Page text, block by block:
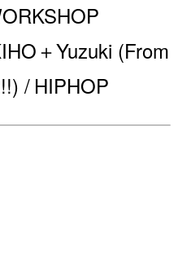
＋Yuzuki (From
/ HIPHOP